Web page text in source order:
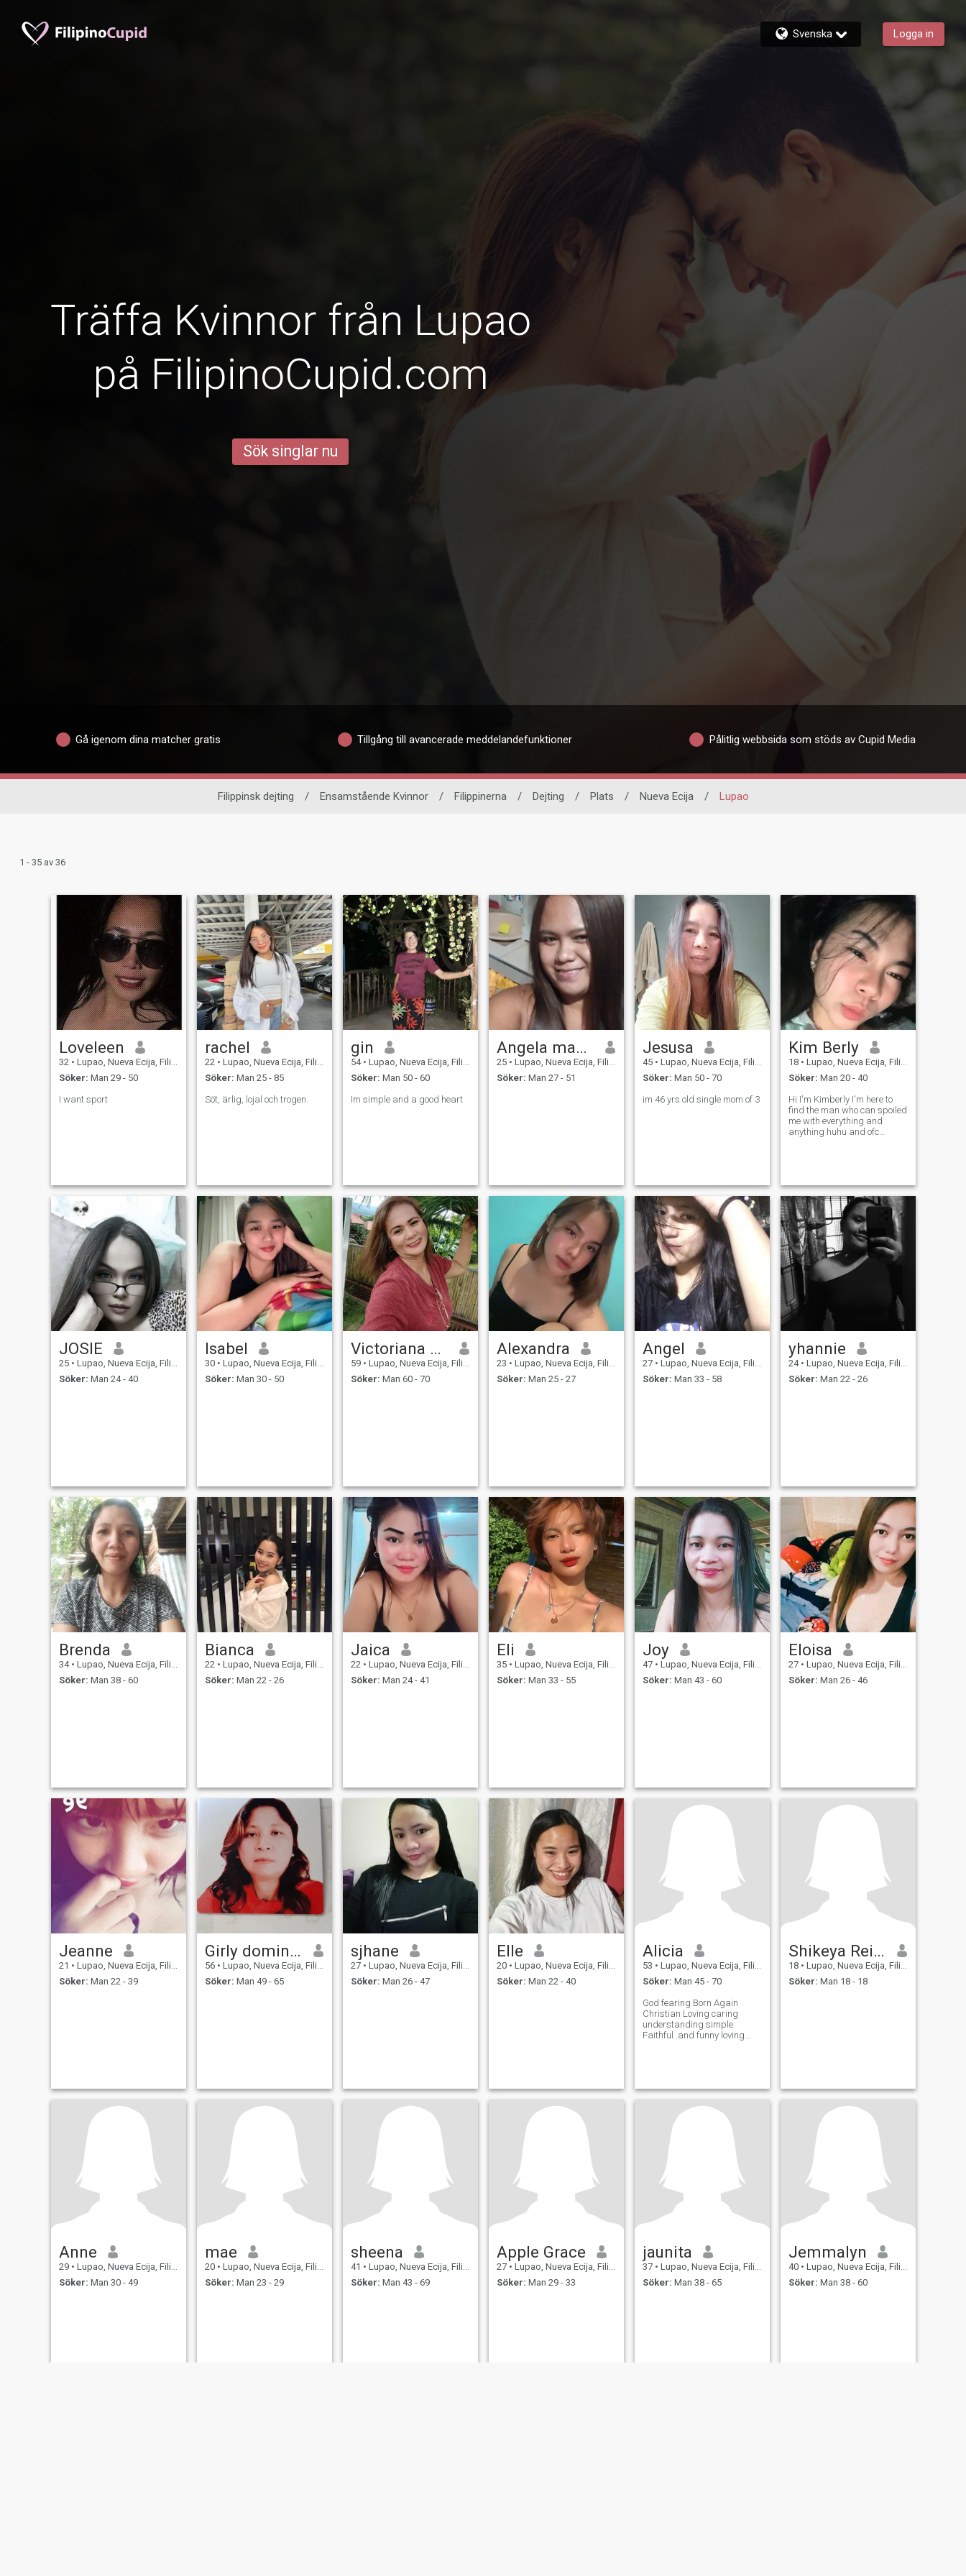
Svenska Logga in
Träffa Kvinnor från Lupao
på FilipinoCupid.com
Sök singlar nu
Gå igenom dina matcher gratis Tillgång till avancerade meddelandefunktioner Pålitlig webbsida som stöds av Cupid Media
Filippinsk dejting / Ensamstående Kvinnor / Filippinerna / Dejting / Plats / Nueva Ecija / Lupao
1 - 35 av 36
Loveleen
32 • Lupao, Nueva Ecija, Filippinerna
Söker: Man 29 - 50
I want sport
rachel
22 • Lupao, Nueva Ecija, Filippinerna
Söker: Man 25 - 85
Söt, ärlig, lojal och trogen.
gin
54 • Lupao, Nueva Ecija, Filippinerna
Söker: Man 50 - 60
Im simple and a good heart
Angela manipon
25 • Lupao, Nueva Ecija, Filippinerna
Söker: Man 27 - 51
Jesusa
45 • Lupao, Nueva Ecija, Filippinerna
Söker: Man 50 - 70
im 46 yrs old single mom of 3
Kim Berly
18 • Lupao, Nueva Ecija, Filippinerna
Söker: Man 20 - 40
Hi I'm Kimberly I'm here to
find the man who can spoiled
me with everything and
anything huhu and ofc
than words, I want to be tre
JOSIE
25 • Lupao, Nueva Ecija, Filippinerna
Söker: Man 24 - 40
Isabel
30 • Lupao, Nueva Ecija, Filippinerna
Söker: Man 30 - 50
Victoriana mejia
59 • Lupao, Nueva Ecija, Filippinerna
Söker: Man 60 - 70
Alexandra
23 • Lupao, Nueva Ecija, Filippinerna
Söker: Man 25 - 27
Angel
27 • Lupao, Nueva Ecija, Filippinerna
Söker: Man 33 - 58
yhannie
24 • Lupao, Nueva Ecija, Filippinerna
Söker: Man 22 - 26
Brenda
34 • Lupao, Nueva Ecija, Filippinerna
Söker: Man 38 - 60
Bianca
22 • Lupao, Nueva Ecija, Filippinerna
Söker: Man 22 - 26
Jaica
22 • Lupao, Nueva Ecija, Filippinerna
Söker: Man 24 - 41
Eli
35 • Lupao, Nueva Ecija, Filippinerna
Söker: Man 33 - 55
Joy
47 • Lupao, Nueva Ecija, Filippinerna
Söker: Man 43 - 60
Eloisa
27 • Lupao, Nueva Ecija, Filippinerna
Söker: Man 26 - 46
Jeanne
21 • Lupao, Nueva Ecija, Filippinerna
Söker: Man 22 - 39
Girly domingo
56 • Lupao, Nueva Ecija, Filippinerna
Söker: Man 49 - 65
sjhane
27 • Lupao, Nueva Ecija, Filippinerna
Söker: Man 26 - 47
Elle
20 • Lupao, Nueva Ecija, Filippinerna
Söker: Man 22 - 40
Alicia
53 • Lupao, Nueva Ecija, Filippinerna
Söker: Man 45 - 70
God fearing Born Again
Christian Loving caring
understanding simple
Faithful .and funny loving
Shikeya Reign
18 • Lupao, Nueva Ecija, Filippinerna
Söker: Man 18 - 18
Anne
29 • Lupao, Nueva Ecija, Filippinerna
Söker: Man 30 - 49
mae
20 • Lupao, Nueva Ecija, Filippinerna
Söker: Man 23 - 29
sheena
41 • Lupao, Nueva Ecija, Filippinerna
Söker: Man 43 - 69
Apple Grace
27 • Lupao, Nueva Ecija, Filippinerna
Söker: Man 29 - 33
jaunita
37 • Lupao, Nueva Ecija, Filippinerna
Söker: Man 38 - 65
Jemmalyn
40 • Lupao, Nueva Ecija, Filippinerna
Söker: Man 38 - 60